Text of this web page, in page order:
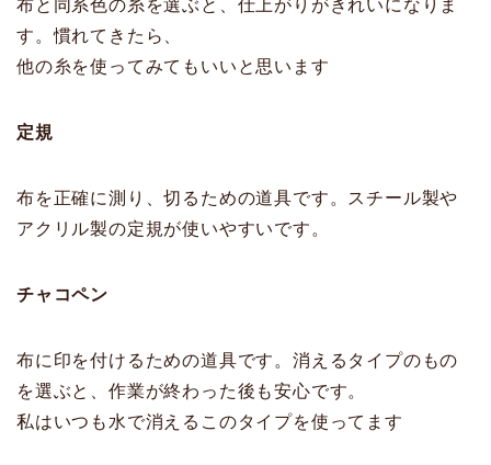
布と同系色の糸を選ぶと、仕上がりがきれいになりま
す。慣れてきたら、
他の糸を使ってみてもいいと思います
定規
布を正確に測り、切るための道具です。スチール製や
アクリル製の定規が使いやすいです。
チャコペン
布に印を付けるための道具です。消えるタイプのもの
を選ぶと、作業が終わった後も安心です。
私はいつも水で消えるこのタイプを使ってます